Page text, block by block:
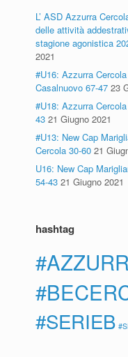
L’ ASD Azzurra
delle attività
stagione agonistica
2021
#U16: Azzurra
Casalnuovo 67-47 23
#U18: Azzurra
43 21 Giugno 2021
#U13: New Cap
Cercola 30-60 21
U16: New Cap
54-43 21 Giugno 2021
hashtag
#SERIEB